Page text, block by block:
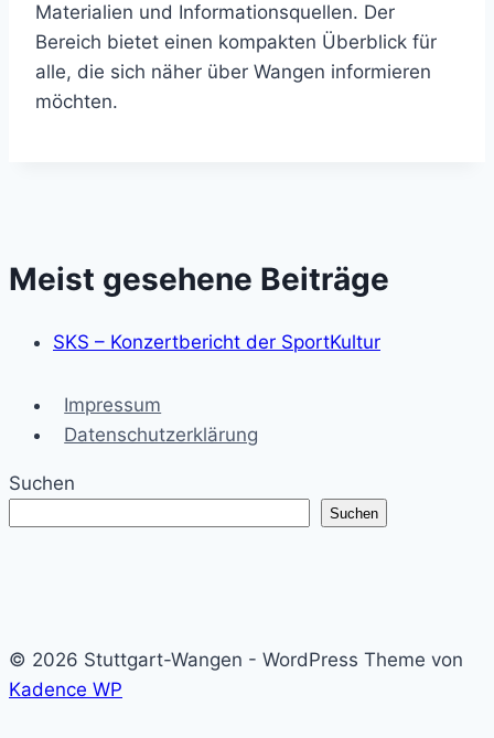
Materialien und Informationsquellen. Der
Bereich bietet einen kompakten Überblick für
alle, die sich näher über Wangen informieren
möchten.
Meist gesehene Beiträge
SKS – Konzertbericht der SportKultur
Impressum
Datenschutzerklärung
Suchen
Suchen
© 2026 Stuttgart-Wangen - WordPress Theme von
Kadence WP